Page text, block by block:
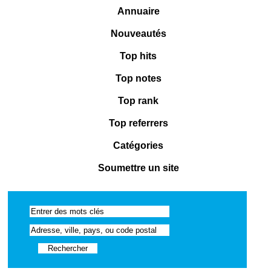
Annuaire
Nouveautés
Top hits
Top notes
Top rank
Top referrers
Catégories
Soumettre un site